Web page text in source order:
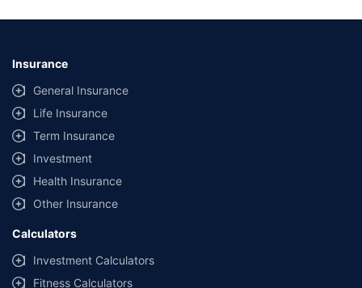
Insurance
General Insurance
Life Insurance
Term Insurance
Investment
Health Insurance
Other Insurance
Calculators
Investment Calculators
Fitness Calculators